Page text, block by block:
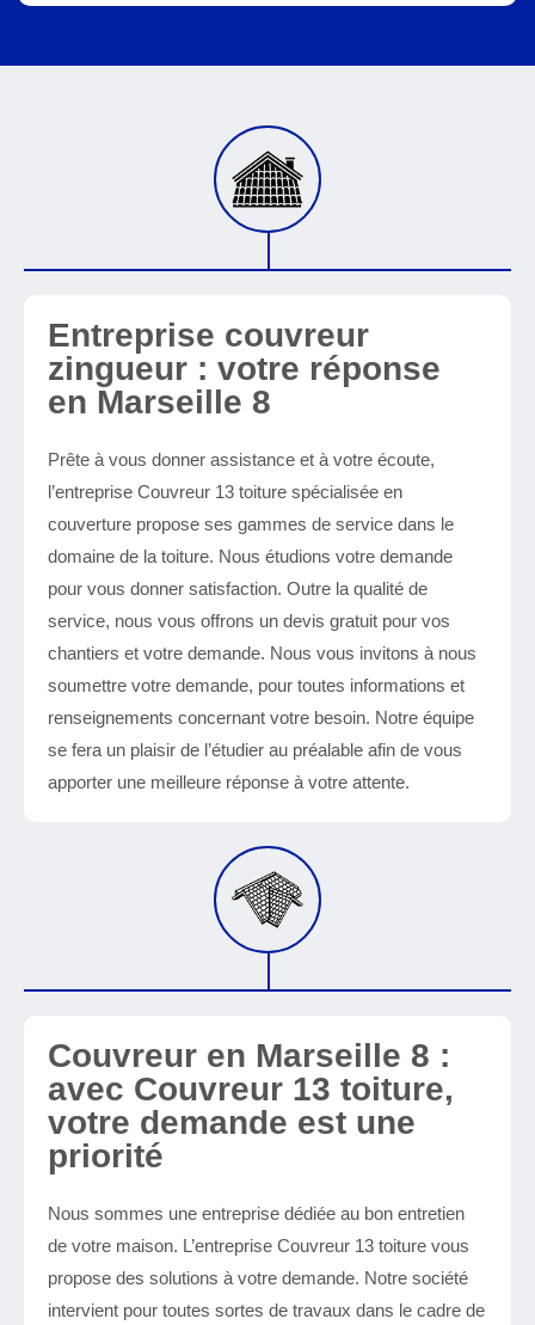
Entreprise couvreur
zingueur : votre réponse
en Marseille 8
Prête à vous donner assistance et à votre écoute,
l’entreprise Couvreur 13 toiture spécialisée en
couverture propose ses gammes de service dans le
domaine de la toiture. Nous étudions votre demande
pour vous donner satisfaction. Outre la qualité de
service, nous vous offrons un devis gratuit pour vos
chantiers et votre demande. Nous vous invitons à nous
soumettre votre demande, pour toutes informations et
renseignements concernant votre besoin. Notre équipe
se fera un plaisir de l’étudier au préalable afin de vous
apporter une meilleure réponse à votre attente.
Couvreur en Marseille 8 :
avec Couvreur 13 toiture,
votre demande est une
priorité
Nous sommes une entreprise dédiée au bon entretien
de votre maison. L’entreprise Couvreur 13 toiture vous
propose des solutions à votre demande. Notre société
intervient pour toutes sortes de travaux dans le cadre de